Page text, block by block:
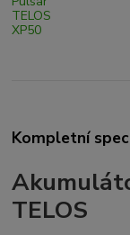
Kompletní
TELOS